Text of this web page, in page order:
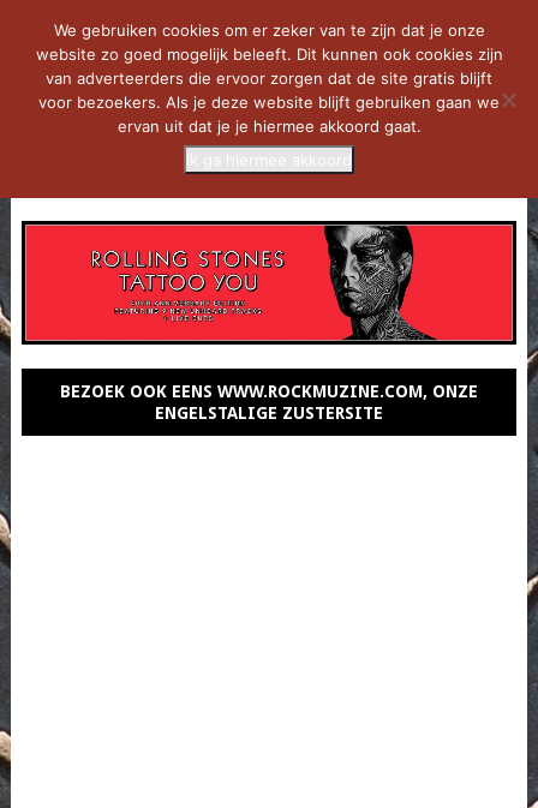
BEZOEK OOK EENS WWW.ROCKMUZINE.COM, ONZE
ENGELSTALIGE ZUSTERSITE
We gebruiken cookies om er zeker van te zijn dat je onze
website zo goed mogelijk beleeft. Dit kunnen ook cookies zijn
van adverteerders die ervoor zorgen dat de site gratis blijft
voor bezoekers. Als je deze website blijft gebruiken gaan we
ervan uit dat je je hiermee akkoord gaat.
Ik ga hiermee akkoord